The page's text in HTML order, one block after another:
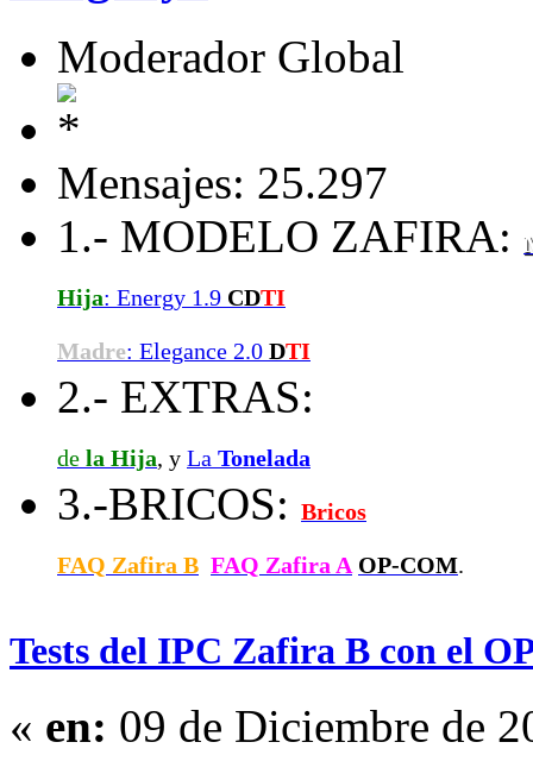
Moderador Global
Mensajes: 25.297
1.- MODELO ZAFIRA:
Hija: Energy 1.9 CDTI
Madre: Elegance 2.0 DTI
2.- EXTRAS:
de la Hija, y La Tonelada
3.-BRICOS: Bricos
FAQ Zafira B FAQ Zafira A OP-COM.
Tests del IPC Zafira B con el
« en: 09 de Diciembre de